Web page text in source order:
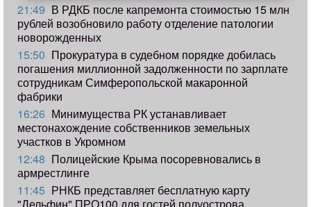
21:49 В РДКБ после капремонта стоимостью 15 млн
рублей возобновило работу отделение патологии
новорожденных
15:50 Прокуратура в судебном порядке добилась
погашения миллионной задолженности по зарплате
сотрудникам Симферопольской макаронной
фабрики
16:26 Минимущества РК устанавливает
местонахождение собственников земельных
участков в Укромном
12:48 Полицейские Крыма посоревновались в
армрестлинге
11:45 РНКБ представляет бесплатную карту